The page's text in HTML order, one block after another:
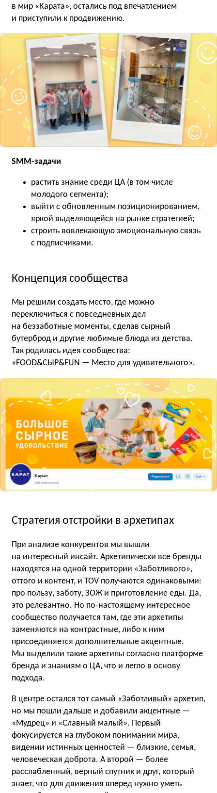
в мир «Карата», остались под впечатлением
и приступили к продвижению.
SMM-задачи
растить знание среди ЦА (в том числе
молодого сегмента);
выйти с обновленным позиционированием,
яркой выделяющейся на рынке стратегией;
строить вовлекающую эмоциональную связь
с подписчиками.
Концепция сообщества
Мы решили создать место, где можно
переключиться с повседневных дел
на беззаботные моменты, сделав сырный
бутерброд и другие любимые блюда из детства.
Так родилась идея сообщества:
«FOOD&СЫР&FUN — Место для удивительного».
Стратегия отстройки в архетипах
При анализе конкурентов мы вышли
на интересный инсайт. Архетипически все бренды
находятся на одной территории «Заботливого»,
оттого и контент, и TOV получаются одинаковыми:
про пользу, заботу, ЗОЖ и приготовление еды. Да,
это релевантно. Но по-настоящему интересное
сообщество получается там, где эти архетипы
заменяются на контрастные, либо к ним
присоединяется дополнительные акцентные.
Мы выделили такие архетипы согласно платформе
бренда и знаниям о ЦА, что и легло в основу
подхода.
В центре остался тот самый «Заботливый» архетип,
но мы пошли дальше и добавили акцентные —
«Мудрец» и «Славный малый». Первый
фокусируется на глубоком понимании мира,
видении истинных ценностей — близкие, семья,
человеческая доброта. А второй — более
расслабленный, верный спутник и друг, который
знает, что для движения вперед нужно уметь